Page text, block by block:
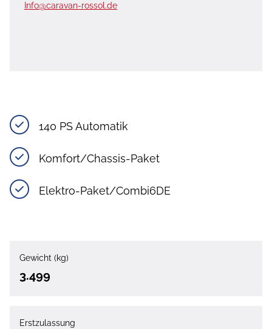
Info@caravan-rossol.de
140 PS Automatik
Komfort/Chassis-Paket
Elektro-Paket/Combi6DE
Gewicht (kg)
3.499
Erstzulassung